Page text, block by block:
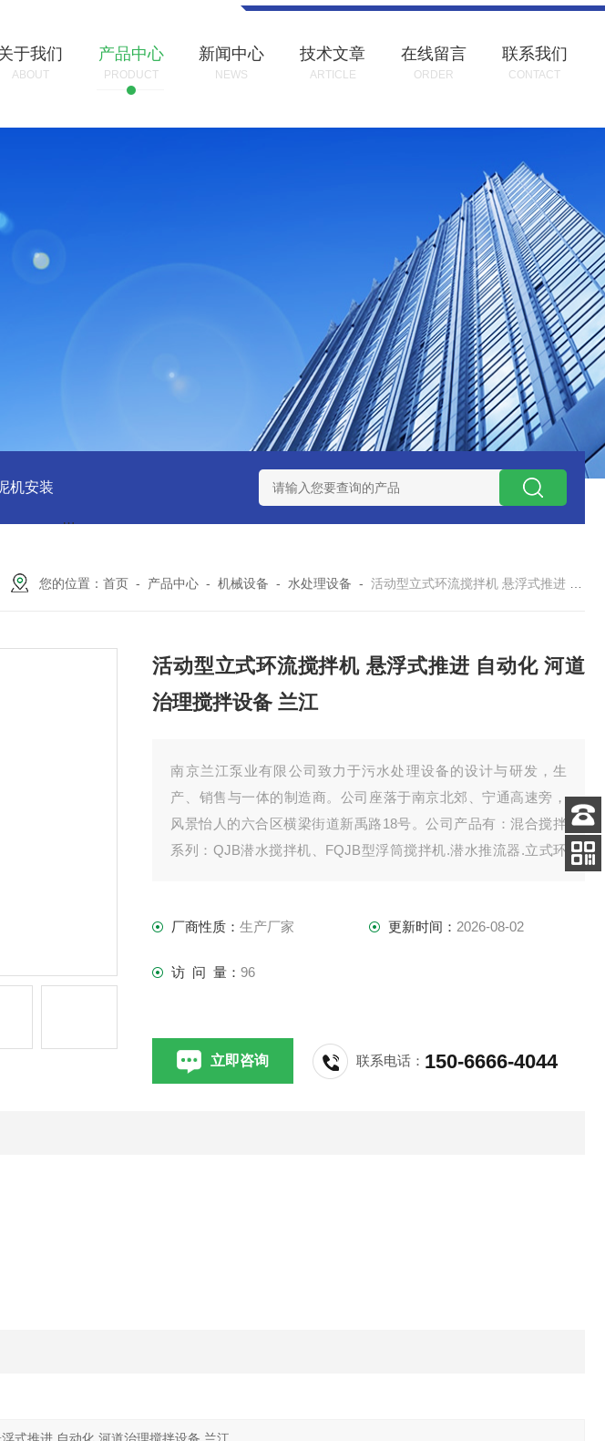
于我们
ABOUT
产品中心
PRODUCT
新闻中心
NEWS
技术文章
ARTICLE
在线留言
ORDER
联系我们
CONTACT
机安装 周边传动半桥式刮泥机选型 周边传动半桥式刮泥机
您的位置：首页 - 产品中心 -机械设备 - 水处理设备 -活动型立式环流搅拌机 悬浮式推进 自动化 河道治理搅拌设备 兰江
活动型立式环流搅拌机 悬浮式推进 自动化 河道
治理搅拌设备 兰江
南京兰江泵业有限公司致力于污水处理设备的设计与研发，生
产、销售与一体的制造商。公司座落于南京北郊、宁通高速旁，
风景怡人的六合区横梁街道新禹路18号。公司产品有：混合搅拌
系列：QJB潜水搅拌机、FQJB型浮筒搅拌机.潜水推流器.立式环
厂商性质：生产厂家 更新时间： 2026-08-02
访 问 量：96
立即咨询 联系电话： 150-6666-4044
客服
电话